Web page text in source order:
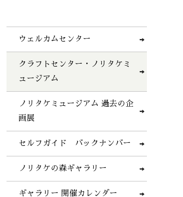
ウェルカムセンター
クラフトセンター・ノリタケミ
ュージアム
ノリタケミュージアム 過去の企
画展
セルフガイド バックナンバー
ノリタケの森ギャラリー
ギャラリー 開催カレンダー